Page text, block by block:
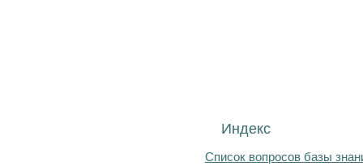
Индекс
Список вопросов базы